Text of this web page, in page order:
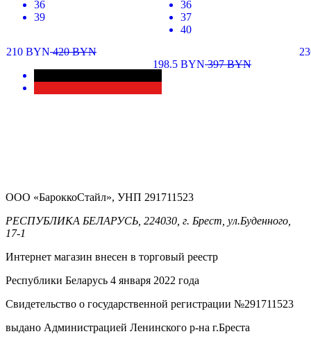
36
39
210 BYN420BYN
36
37
40
198.5 BYN397BYN
ООО «БароккоСтайл», УНП 291711523
РЕСПУБЛИКА БЕЛАРУСЬ, 224030, г. Брест, ул.Буденного,
17-1
Интернет магазин внесен в торговый реестр
Республики Беларусь 4 января 2022 года
Свидетельство о государственной регистрации №291711523
выдано Администрацией Ленинского р-на г.Бреста